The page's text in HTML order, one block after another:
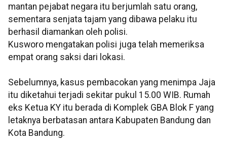
mantan pejabat negara itu berjumlah satu orang,
sementara senjata tajam yang dibawa pelaku itu
berhasil diamankan oleh polisi.
Kusworo mengatakan polisi juga telah memeriksa
empat orang saksi dari lokasi.
Sebelumnya, kasus pembacokan yang menimpa Jaja
itu diketahui terjadi sekitar pukul 15.00 WIB. Rumah
eks Ketua KY itu berada di Komplek GBA Blok F yang
letaknya berbatasan antara Kabupaten Bandung dan
Kota Bandung.